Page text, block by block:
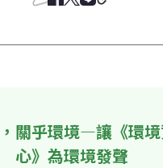
關乎環境—讓《環
心》為環境發聲